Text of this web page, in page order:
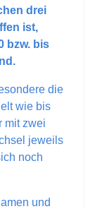
drei
ist,
bzw. bis
die
wie bis
mit zwei
jeweils
noch
und